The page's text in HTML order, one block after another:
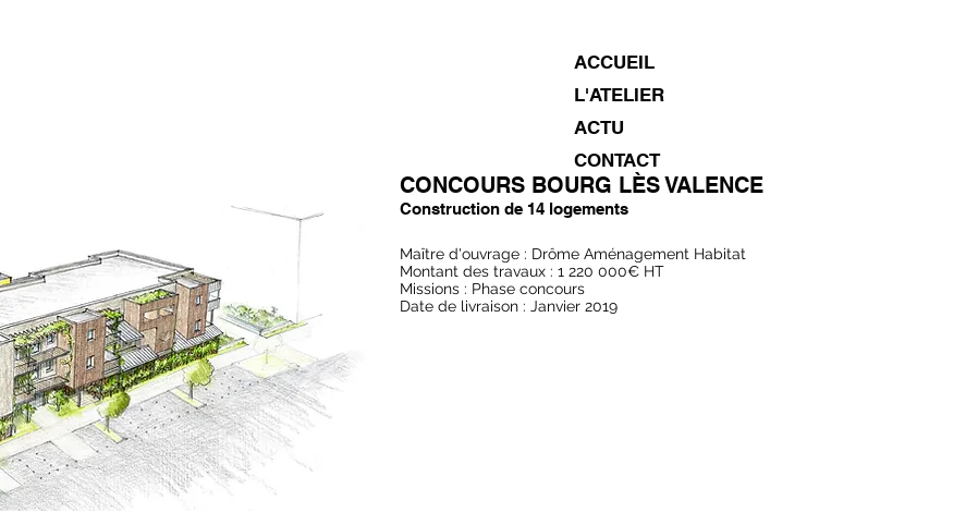
ACCUEIL
L'ATELIER
ACTU
CONTACT
CONCOURS BOURG LÈS VALENCE
Construction de 14 logements
Maître d'ouvrage : Drôme Aménagement Habitat
Montant des travaux : 1 220 000€ HT
Missions : Phase concours
Date de livraison : Janvier 2019